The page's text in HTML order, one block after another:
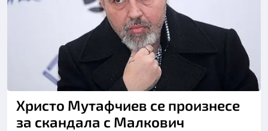
Христо Мутафчиев се произнесе
за скандала с Малкович